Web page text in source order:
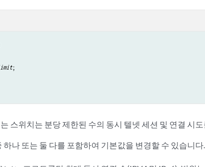
;
스위치는 분당 제한된 수의 동시 텔넷 세션 및 연결 시
하나 또는 둘 다를 포함하여 기본값을 변경할 수 있습니다.